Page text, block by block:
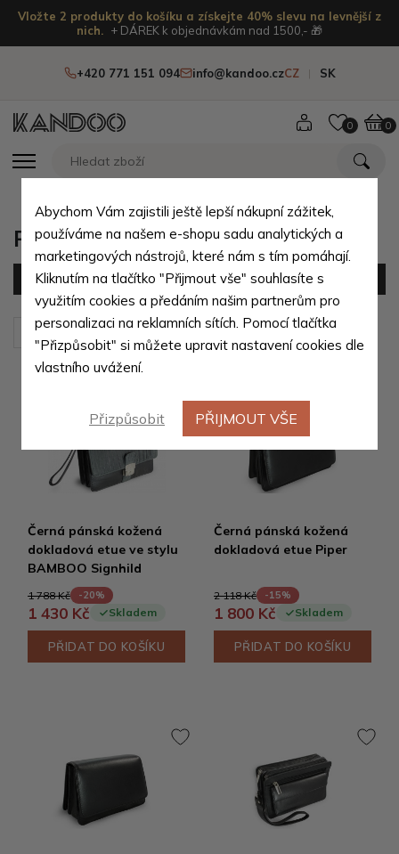
Vložte 2 produkty do košíku a získejte 40% slevu na levnější z
nich.
+ DÁREK k objednávkám nad 1500,- 🎁
+420 771 151 094 info@kandoo.czCZ SK
0 0
Pouzdra na vizitky a karty
Filtr (8 produktů)
Seřadit podle: Výchozí
Černá pánská kožená
dokladová etue ve stylu
BAMBOO Signhild
1 788 Kč -20%
1 430 Kč Skladem
PŘIDAT DO KOŠÍKU
Černá pánská kožená
dokladová etue Piper
2 118 Kč -15%
1 800 Kč Skladem
PŘIDAT DO KOŠÍKU
Abychom Vám zajistili ještě lepší nákupní zážitek,
používáme na našem e-shopu sadu analytických a
marketingových nástrojů, které nám s tím pomáhají.
Kliknutím na tlačítko "Přijmout vše" souhlasíte s
využitím cookies a předáním našim partnerům pro
personalizaci na reklamních sítích. Pomocí tlačítka
"Přizpůsobit" si můžete upravit nastavení cookies dle
vlastního uvážení.
Přizpůsobit PŘIJMOUT VŠE